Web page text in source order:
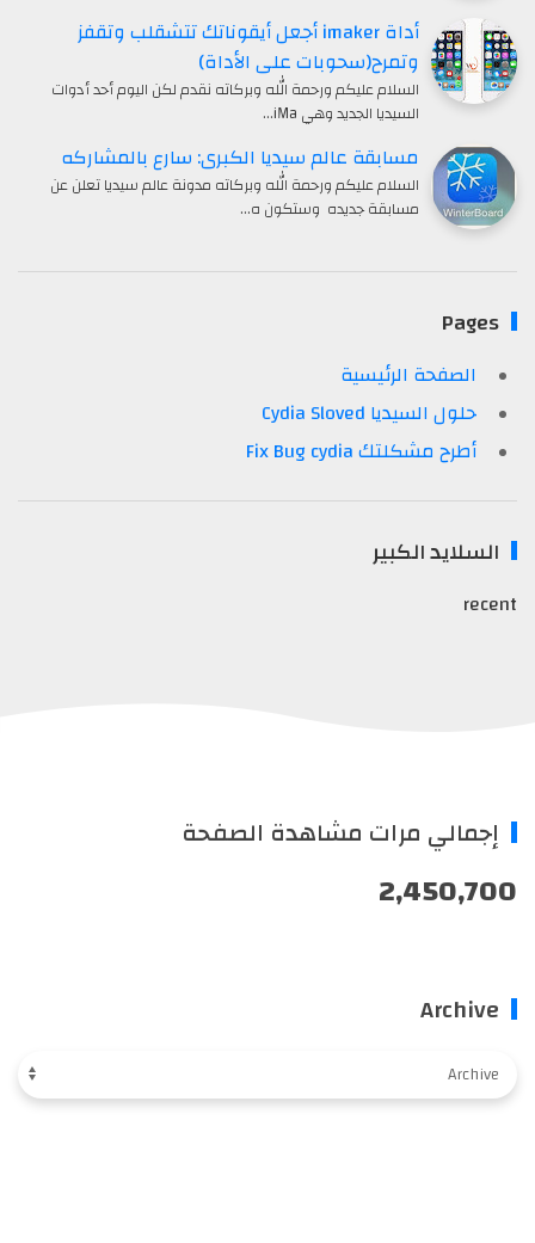
أداة imaker أجعل أيقوناتك تتشقلب وتقفز
وتمرح(سحوبات على الأداة)
السلام عليكم ورحمة الله وبركاته نقدم لكن اليوم أحد أدوات
السيديا الجديد وهي iMa…
مسابقة عالم سيديا الكبرى: سارع بالمشاركه
السلام عليكم ورحمة الله وبركاته مدونة عالم سيديا تعلن عن
مسابقة جديده وستكون ه…
Pages
الصفحة الرئيسية
حلول السيديا Cydia Sloved
أطرح مشكلتك Fix Bug cydia
السلايد الكبير
recent
إجمالي مرات مشاهدة الصفحة
2,450,700
Archive